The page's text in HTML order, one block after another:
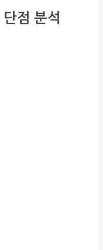
점 분석